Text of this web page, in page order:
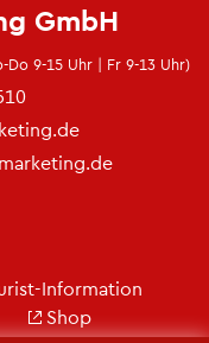
GmbH
Do 9-15 Uhr | Fr 9-13 Uhr)
In­for­ma­ti­on
Shop